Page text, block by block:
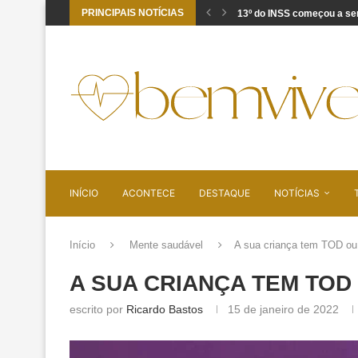
PRINCIPAIS NOTÍCIAS Sobrecarga no trabalho:
INÍCIO ACONTECE DESTAQUE NOTÍCIAS
Início Mente saudável A sua criança tem TOD
A SUA CRIANÇA TEM
escrito por Ricardo Bastos 15 de janeiro de 2022